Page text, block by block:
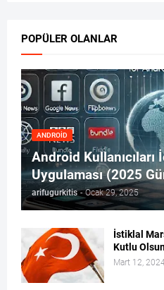
POPÜLER OLANLAR
ANDROID
Android
Uygulaması (2025
arifugurkitis - Ocak 29, 2025
İstiklal
Kutlu
Mart 12,